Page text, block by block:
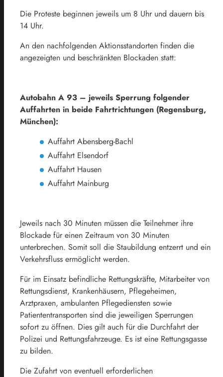
Die Proteste beginnen jeweils um 8 Uhr und dauern bis
14 Uhr.
An den nachfolgenden Aktionsstandorten finden die
angezeigten und beschränkten Blockaden statt:
Autobahn A 93 – jeweils Sperrung folgender
Auffahrten in beide Fahrtrichtungen (Regensburg,
München):
Auffahrt Abensberg-Bachl
Auffahrt Elsendorf
Auffahrt Hausen
Auffahrt Mainburg
Jeweils nach 30 Minuten müssen die Teilnehmer ihre
Blockade für einen Zeitraum von 30 Minuten
unterbrechen. Somit soll die Staubildung entzerrt und ein
Verkehrsfluss ermöglicht werden.
Für im Einsatz befindliche Rettungskräfte, Mitarbeiter von
Rettungsdienst, Krankenhäusern, Pflegeheimen,
Arztpraxen, ambulanten Pflegediensten sowie
Patiententransporten sind die jeweiligen Sperrungen
sofort zu öffnen. Dies gilt auch für die Durchfahrt der
Polizei und Rettungsfahrzeuge. Es ist eine Rettungsgasse
zu bilden.
Die Zufahrt von eventuell erforderlichen